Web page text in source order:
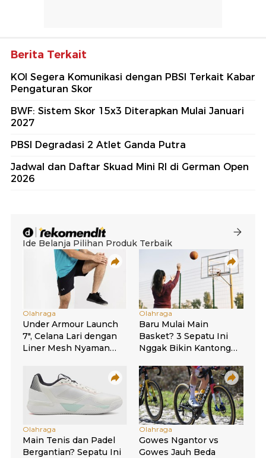
Berita Terkait
KOI Segera Komunikasi dengan PBSI Terkait Kabar
Pengaturan Skor
BWF: Sistem Skor 15x3 Diterapkan Mulai Januari
2027
PBSI Degradasi 2 Atlet Ganda Putra
Jadwal dan Daftar Skuad Mini RI di German Open
2026